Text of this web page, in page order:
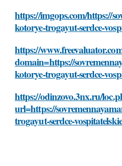
https://imgops.com/https://
kotorye-trogayut-serdce-
https://
domain=https://
kotorye-trogayut-serdce-
https://odinzovo.3nx.ru/
url=https://
trogayut-serdce-